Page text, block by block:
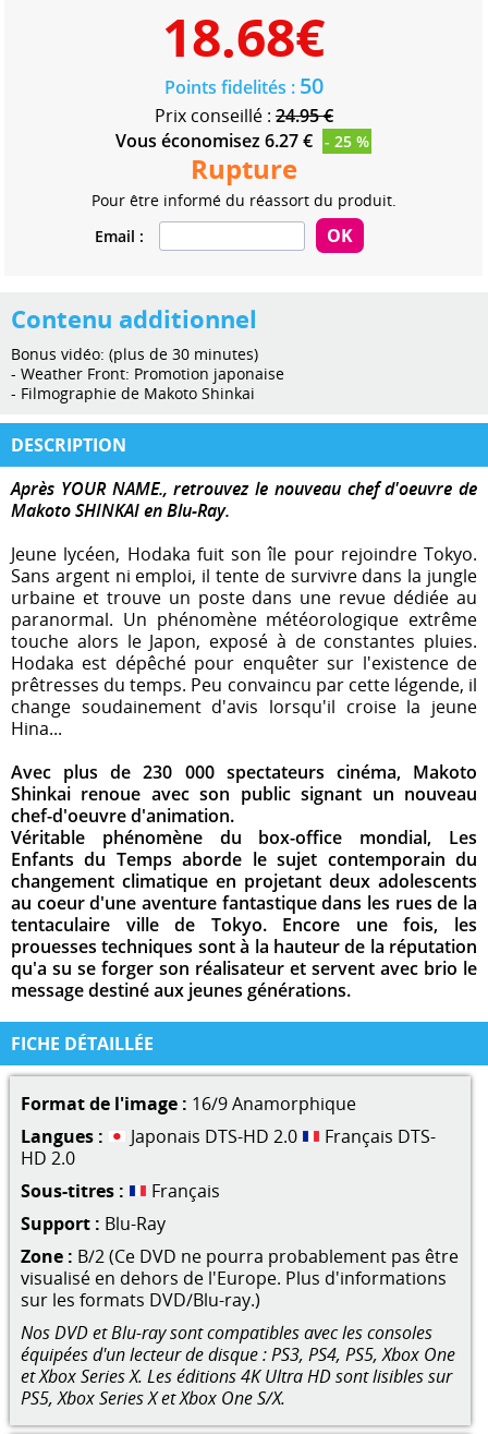
18.68€
Points fidelités : 50
Prix conseillé : 24.95 €
Vous économisez 6.27 €
- 25 %
Rupture
Pour être informé du réassort du produit.
Email :
Contenu additionnel
Bonus vidéo: (plus de 30 minutes)
- Weather Front: Promotion japonaise
- Filmographie de Makoto Shinkai
DESCRIPTION
Après YOUR NAME., retrouvez le nouveau chef d'oeuvre de
Makoto SHINKAI en Blu-Ray.
Jeune lycéen, Hodaka fuit son île pour rejoindre Tokyo.
Sans argent ni emploi, il tente de survivre dans la jungle
urbaine et trouve un poste dans une revue dédiée au
paranormal. Un phénomène météorologique extrême
touche alors le Japon, exposé à de constantes pluies.
Hodaka est dépêché pour enquêter sur l'existence de
prêtresses du temps. Peu convaincu par cette légende, il
change soudainement d'avis lorsqu'il croise la jeune
Hina...
Avec plus de 230 000 spectateurs cinéma, Makoto
Shinkai renoue avec son public signant un nouveau
chef-d'oeuvre d'animation.
Véritable phénomène du box-office mondial, Les
Enfants du Temps aborde le sujet contemporain du
changement climatique en projetant deux adolescents
au coeur d'une aventure fantastique dans les rues de la
tentaculaire ville de Tokyo. Encore une fois, les
prouesses techniques sont à la hauteur de la réputation
qu'a su se forger son réalisateur et servent avec brio le
message destiné aux jeunes générations.
FICHE DÉTAILLÉE
Format de l'image : 16/9 Anamorphique
Langues :
Japonais DTS-HD 2.0
Français DTS-
HD 2.0
Sous-titres :
Français
Support : Blu-Ray
Zone : B/2 (Ce DVD ne pourra probablement pas être
visualisé en dehors de l'Europe. Plus d'informations
sur les formats DVD/Blu-ray.)
Nos DVD et Blu-ray sont compatibles avec les consoles
équipées d'un lecteur de disque : PS3, PS4, PS5, Xbox One
et Xbox Series X. Les éditions 4K Ultra HD sont lisibles sur
PS5, Xbox Series X et Xbox One S/X.